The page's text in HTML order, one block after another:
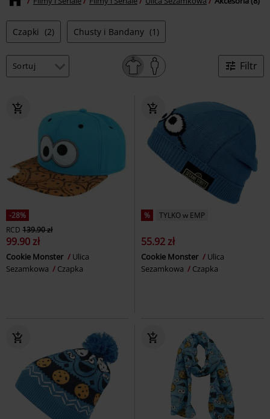
Czapki (2) Chusty i Bandany (1)
Filtr
-28%
RCD 139.90 zł
99.90 zł
Cookie Monster
Ulica
Sezamkowa
Czapka
% TYLKO w EMP
55.92 zł
Cookie Monster
Ulica
Sezamkowa
Czapka